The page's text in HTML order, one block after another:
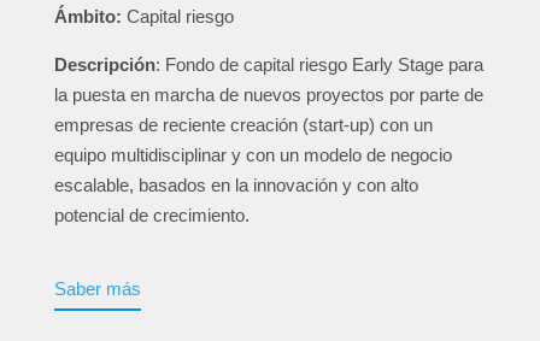
Ámbito: Capital riesgo
Descripción: Fondo de capital riesgo Early Stage para
la puesta en marcha de nuevos proyectos por parte de
empresas de reciente creación (start-up) con un
equipo multidisciplinar y con un modelo de negocio
escalable, basados en la innovación y con alto
potencial de crecimiento.
Saber más